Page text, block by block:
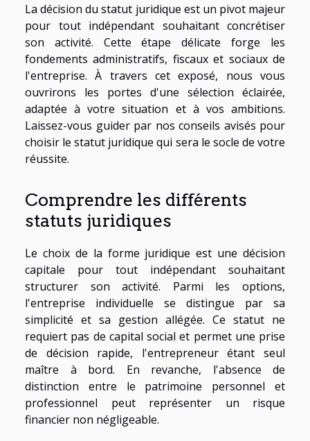
La décision du statut juridique est un pivot majeur
pour tout indépendant souhaitant concrétiser
son activité. Cette étape délicate forge les
fondements administratifs, fiscaux et sociaux de
l'entreprise. À travers cet exposé, nous vous
ouvrirons les portes d'une sélection éclairée,
adaptée à votre situation et à vos ambitions.
Laissez-vous guider par nos conseils avisés pour
choisir le statut juridique qui sera le socle de votre
réussite.
Comprendre les différents
statuts juridiques
Le choix de la forme juridique est une décision
capitale pour tout indépendant souhaitant
structurer son activité. Parmi les options,
l'entreprise individuelle se distingue par sa
simplicité et sa gestion allégée. Ce statut ne
requiert pas de capital social et permet une prise
de décision rapide, l'entrepreneur étant seul
maître à bord. En revanche, l'absence de
distinction entre le patrimoine personnel et
professionnel peut représenter un risque
financier non négligeable.